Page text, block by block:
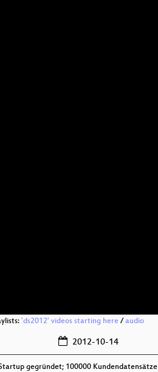
'ds2012' videos starting here/ audio
2012-10-14
gegründet; 100000